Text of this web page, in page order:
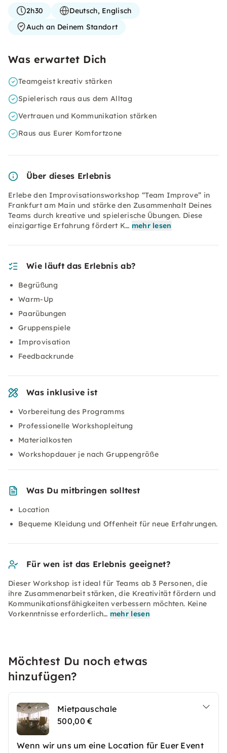
2h30
Deutsch, Englisch
Auch an Deinem Standort
Was erwartet Dich
Teamgeist kreativ stärken
Spielerisch raus aus dem Alltag
Vertrauen und Kommunikation stärken
Raus aus Eurer Komfortzone
Über dieses Erlebnis
Erlebe den Improvisationsworkshop “Team Improve” in
Frankfurt am Main und stärke den Zusammenhalt Deines
Teams durch kreative und spielerische Übungen. Diese
einzigartige Erfahrung fördert K… mehr lesen
Wie läuft das Erlebnis ab?
Begrüßung
Warm-Up
Paarübungen
Gruppenspiele
Improvisation
Feedbackrunde
Was inklusive ist
Vorbereitung des Programms
Professionelle Workshopleitung
Materialkosten
Workshopdauer je nach Gruppengröße
Was Du mitbringen solltest
Location
Bequeme Kleidung und Offenheit für neue Erfahrungen.
Für wen ist das Erlebnis geeignet?
Dieser Workshop ist ideal für Teams ab 3 Personen, die
ihre Zusammenarbeit stärken, die Kreativität fördern und
Kommunikationsfähigkeiten verbessern möchten. Keine
Vorkenntnisse erforderlich… mehr lesen
Möchtest Du noch etwas
hinzufügen?
Mietpauschale
500,00 €
Wenn wir uns um eine Location für Euer Event